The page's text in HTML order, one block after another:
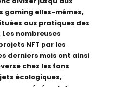
gaming elles-mêmes,
aux pratiques des
nombreuses
NFT par les
derniers mois ont ainsi
chez les fans
écologiques,